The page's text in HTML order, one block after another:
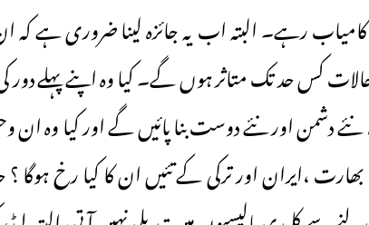
رہے۔ البتہ اب یہ جائزہ لینا ضروری ہے
کس حد تک متاثر ہوں گےـ۔ کیا وہ اپنے پہلے دور
دشمن اور نئے دوست بنا پائیں گے اور کیا وہ ان
،ایران اور ترکی کے تئیں ان کا کیا رخ ہوگاـ ؟